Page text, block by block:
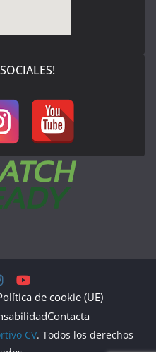
de cookie (UE)
Contacta
CV. Todos los derechos